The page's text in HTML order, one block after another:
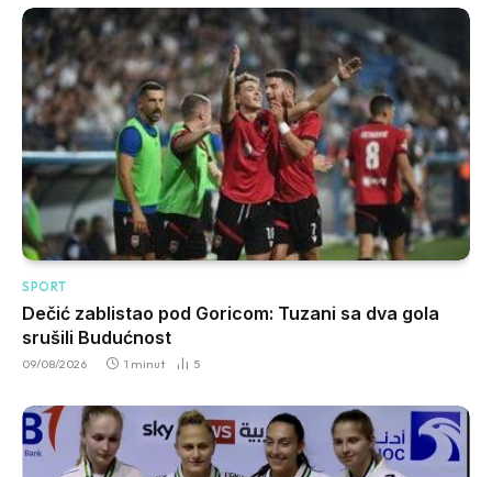
SPORT
Dečić zablistao pod Goricom: Tuzani sa dva gola
srušili Budućnost
09/08/2026 1 minut 5